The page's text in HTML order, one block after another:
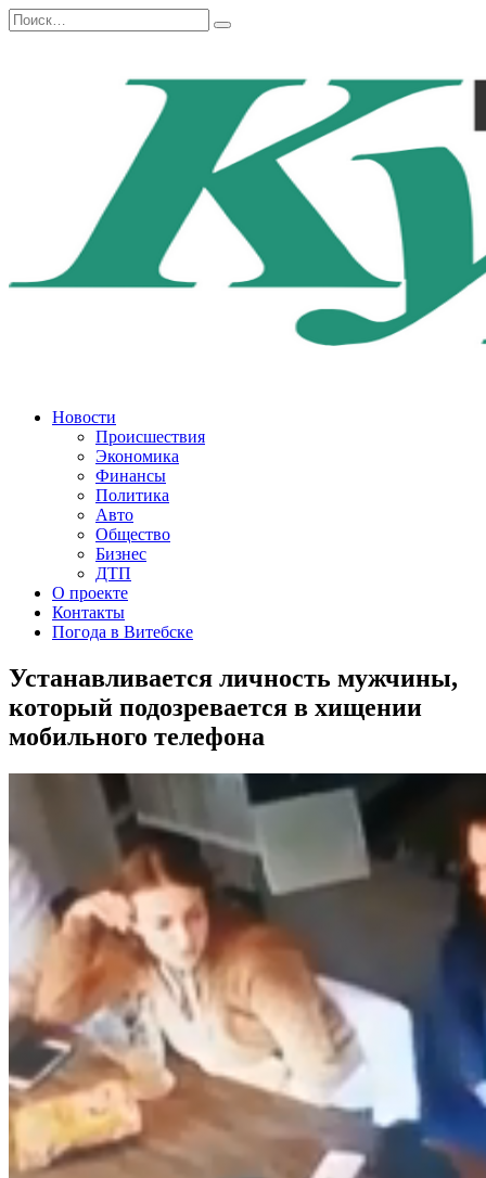
Перейти
к
Search
for:
Новости
Происшествия
Экономика
Финансы
Политика
Авто
Общество
Бизнес
ДТП
О проекте
Контакты
Погода в Витебске
Устанавливается личность мужчины,
который подозревается в хищении
мобильного телефона